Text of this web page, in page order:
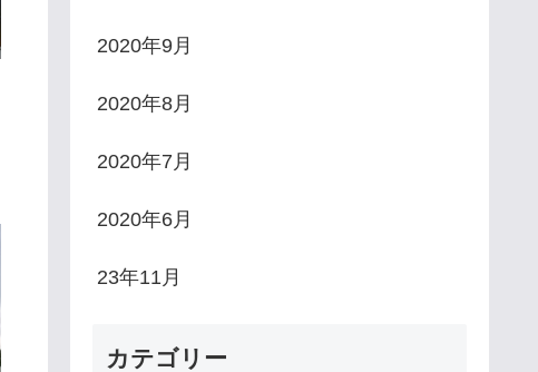
2020年9月
2020年8月
2020年7月
2020年6月
23年11月
カテゴリー